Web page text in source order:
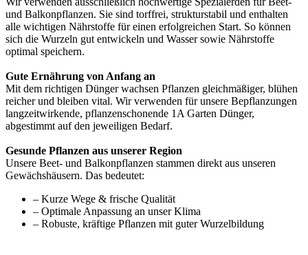
und Balkonpflanzen. Sie sind torffrei, strukturstabil und enthalten
alle wichtigen Nährstoffe für einen erfolgreichen Start. So können
sich die Wurzeln gut entwickeln und Wasser sowie Nährstoffe
optimal speichern.
Gute Ernährung von Anfang an
Mit dem richtigen Dünger wachsen Pflanzen gleichmäßiger, blühen
reicher und bleiben vital. Wir verwenden für unsere Bepflanzungen
langzeitwirkende, pflanzenschonende 1A Garten Dünger,
abgestimmt auf den jeweiligen Bedarf.
Gesunde Pflanzen aus unserer Region
Unsere Beet- und Balkonpflanzen stammen direkt aus unseren
Gewächshäusern. Das bedeutet:
– Kurze Wege & frische Qualität
– Optimale Anpassung an unser Klima
– Robuste, kräftige Pflanzen mit guter Wurzelbildung